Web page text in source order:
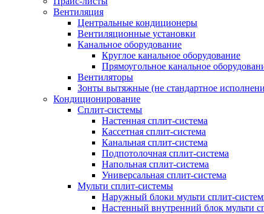
Вентиляция
Центральные кондиционеры
Вентиляционные установки
Канальное оборудование
Круглое канальное оборудование
Прямоугольное канальное
Вентиляторы
Зонты вытяжные (не стандартное
Кондиционирование
Сплит-системы
Настенная сплит-система
Кассетная сплит-система
Канальная сплит-система
Подпотолочная сплит-система
Напольная сплит-система
Универсальная сплит-система
Мульти сплит-системы
Наружный блоки мульти сплит-
Настенный внутренний блок мульти